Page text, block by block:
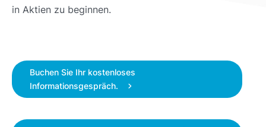
in Aktien zu beginnen.
Buchen Sie Ihr kostenloses
Informationsgespräch.